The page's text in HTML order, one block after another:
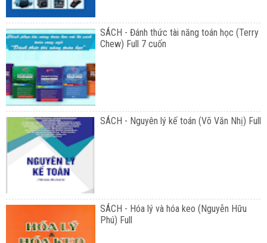
SÁCH - Đánh thức tài năng toán học (Terry
Chew) Full 7 cuốn
SÁCH - Nguyên lý kế toán (Võ Văn Nhị) Full
SÁCH - Hóa lý và hóa keo (Nguyễn Hữu
Phú) Full